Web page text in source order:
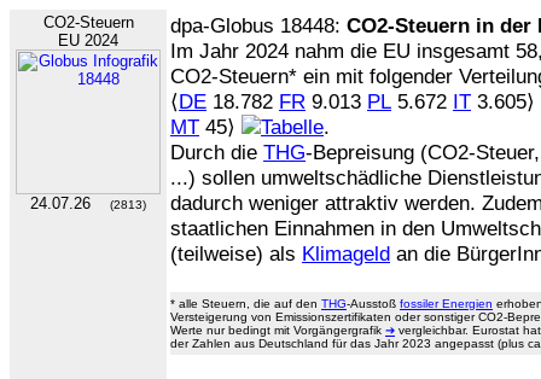
CO2-Steuern
EU 2024
24.07.26 (2813)
dpa-Globus 18448: CO2-Steuern in der
Im Jahr 2024 nahm die EU insgesamt
CO2-Steuern* ein mit folgender
⟨DE 18.782 FR 9.013 PL 5.672 IT 3.605⟩
MT 45⟩
.
Durch die THG-Bepreisung (CO2-
...) sollen umweltschädliche
dadurch weniger attraktiv werden.
staatlichen Einnahmen in den
(teilweise) als Klimageld an die
* alle Steuern, die auf den THG-Ausstoß fossiler Energien
Versteigerung von Emissionszertifikaten oder sonstiger CO2-
Werte nur bedingt mit Vorgängergrafik ➔ vergleichbar. Eurostat
der Zahlen aus Deutschland für das Jahr 2023 angepasst (plus